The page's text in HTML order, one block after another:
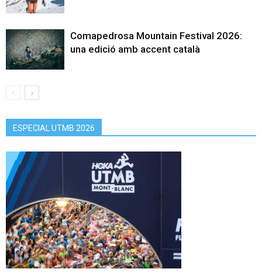
Comapedrosa Mountain Festival 2026:
una edició amb accent català
ESPECIAL UTMB 2026